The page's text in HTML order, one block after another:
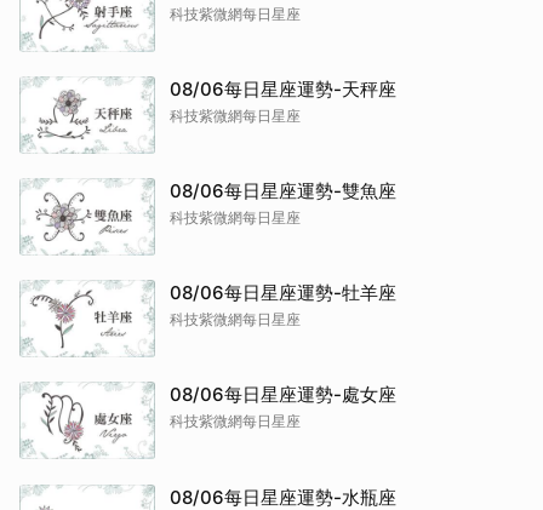
科技紫微網每日星座
08/06每日星座運勢-天秤座
科技紫微網每日星座
08/06每日星座運勢-雙魚座
科技紫微網每日星座
08/06每日星座運勢-牡羊座
科技紫微網每日星座
08/06每日星座運勢-處女座
科技紫微網每日星座
08/06每日星座運勢-水瓶座